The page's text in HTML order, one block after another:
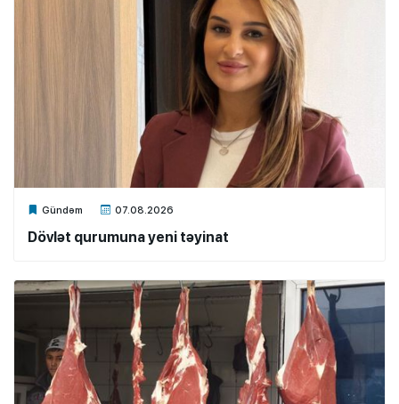
Gündəm 07.08.2026
Xalq.Online
Dövlət qurumuna yeni təyinat